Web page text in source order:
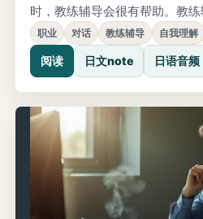
时，教练辅导会很有帮助。教
理思考、情感和未来愿景，并把
法。抓住未来大致有两条路径：
及与真实的人面对面进行教练辅
一种适合自己。
职业 对话 教练辅导 自我理解
阅读 日文note 日语音频